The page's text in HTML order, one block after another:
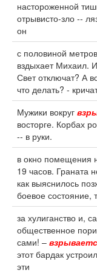
настороженной
отрывисто-зло --
он
с половиной
вздыхает Михаил.
Свет отключат? А
что делать? -
Мужики вокруг
восторге. Корбах
-- в руки.
в окно помещения
19 часов. Граната
как выяснилось
боевое состояние,
за хулиганство и,
общественное
сами! –
этот бардак
эти